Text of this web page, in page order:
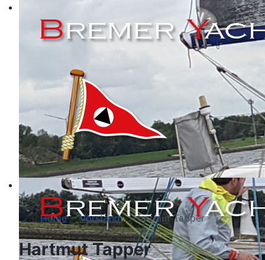
Home Vorstand Hartmut Tapper
Hartmut Tapper